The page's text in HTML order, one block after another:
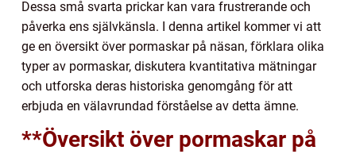
Dessa små svarta prickar kan vara frustrerande och
påverka ens självkänsla. I denna artikel kommer vi att
ge en översikt över pormaskar på näsan, förklara olika
typer av pormaskar, diskutera kvantitativa mätningar
och utforska deras historiska genomgång för att
erbjuda en välavrundad förståelse av detta ämne.
**Översikt över pormaskar på